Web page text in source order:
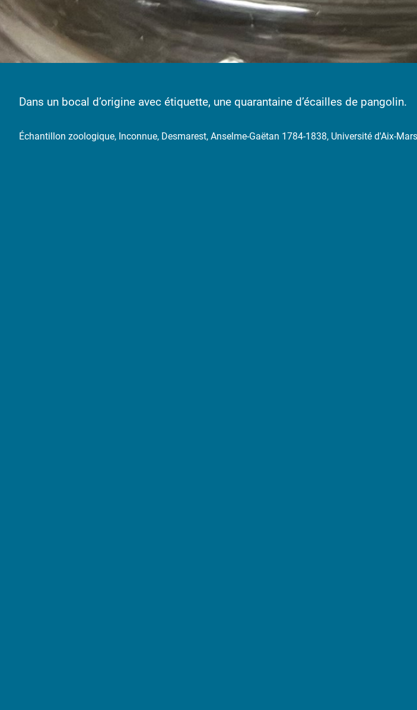
Dans un bocal d’origine avec étiquette, une quarantaine d’écailles de pangolin.
Échantillon zoologique, Inconnue, Desmarest, Anselme-Gaëtan 1784-1838, Université d'Aix-